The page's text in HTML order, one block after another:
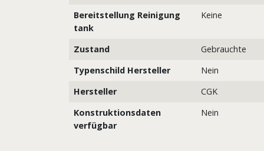
Bereitstellung Reinigung
tank
Keine
Zustand
Gebrauchte
Typenschild Hersteller
Nein
Hersteller
CGK
Konstruktionsdaten
verfügbar
Nein